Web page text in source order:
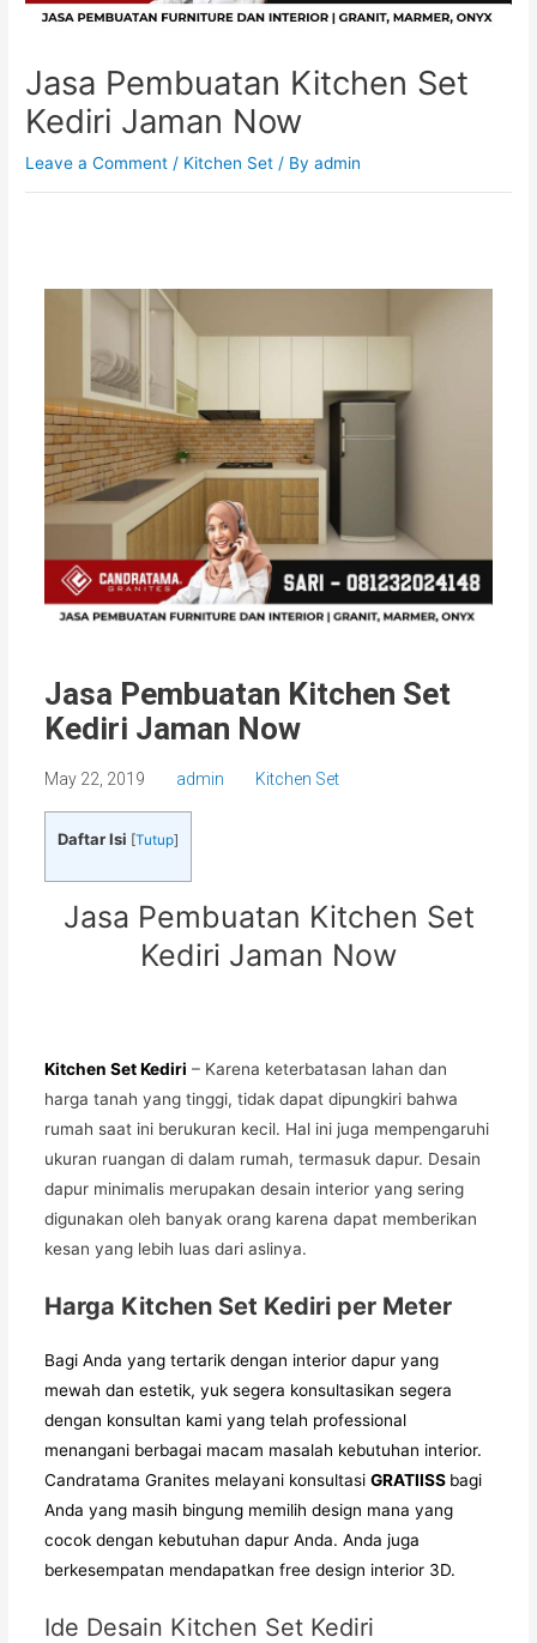
Jasa Pembuatan Kitchen Set
Kediri Jaman Now
Leave a Comment / Kitchen Set / Byadmin
Jasa Pembuatan Kitchen Set
Kediri Jaman Now
May 22, 2019 admin Kitchen Set
Daftar Isi [Tutup]
Jasa Pembuatan Kitchen Set
Kediri Jaman Now
Kitchen Set Kediri – Karena keterbatasan lahan dan
harga tanah yang tinggi, tidak dapat dipungkiri bahwa
rumah saat ini berukuran kecil. Hal ini juga mempengaruhi
ukuran ruangan di dalam rumah, termasuk dapur. Desain
dapur minimalis merupakan desain interior yang sering
digunakan oleh banyak orang karena dapat memberikan
kesan yang lebih luas dari aslinya.
Harga Kitchen Set Kediri per Meter
Bagi Anda yang tertarik dengan interior dapur yang
mewah dan estetik, yuk segera konsultasikan segera
dengan konsultan kami yang telah professional
menangani berbagai macam masalah kebutuhan interior.
Candratama Granites melayani konsultasiGRATIISS bagi
Anda yang masih bingung memilih design mana yang
cocok dengan kebutuhan dapur Anda. Anda juga
berkesempatan mendapatkan free design interior 3D.
Ide Desain Kitchen Set Kediri